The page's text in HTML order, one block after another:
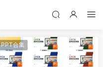
PPT合集